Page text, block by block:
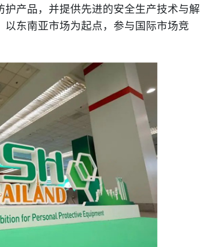
产品，并提供先进的安全生产技术与解
东南亚市场为起点，参与国际市场竞